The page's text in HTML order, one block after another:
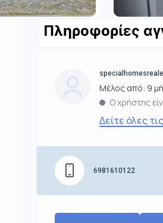
Πληροφορίες
Μέλος από: 9
Ο χρήστης
Δείτε όλες
6981610122